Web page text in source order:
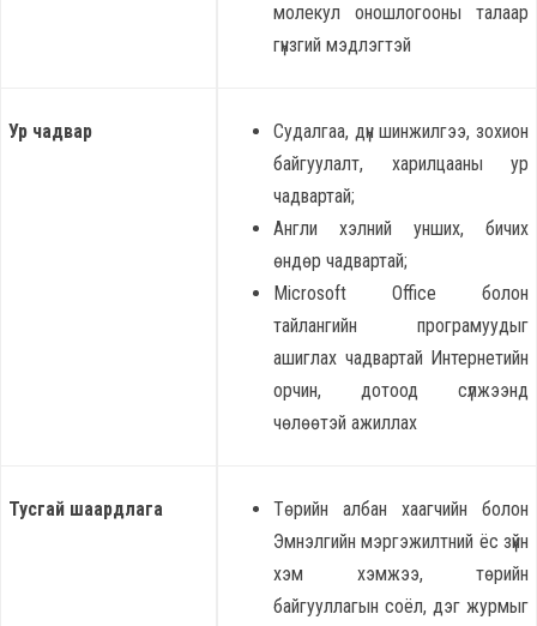
молекул оношлогооны талаар
гүнзгий мэдлэгтэй
Ур чадвар
Судалгаа, дүн шинжилгээ, зохион
байгуулалт, харилцааны ур
чадвартай;
Англи хэлний унших, бичих
өндөр чадвартай;
Microsoft Office болон
тайлангийн програмуудыг
ашиглах чадвартай Интернетийн
орчин, дотоод сүлжээнд
чөлөөтэй ажиллах
Тусгай шаардлага
Төрийн албан хаагчийн болон
Эмнэлгийн мэргэжилтний ёс зүйн
хэм хэмжээ, төрийн
байгууллагын соёл, дэг журмыг